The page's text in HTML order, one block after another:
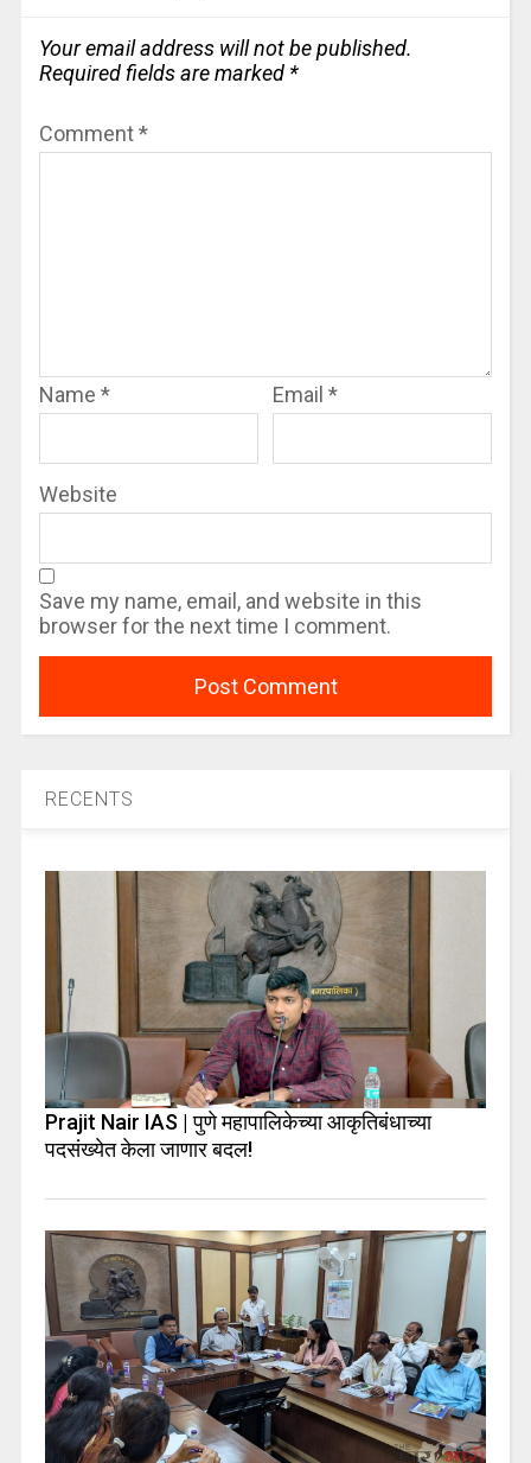
Your email address will not be published.
Required fields are marked *
Comment*
Name * Email *
Website
Save my name, email, and website in this
browser for the next time I comment.
RECENTS
Prajit Nair IAS | पुणे महापालिकेच्या आकृतिबंधाच्या
पदसंख्येत केला जाणार बदल!